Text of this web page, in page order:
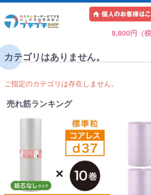
8,800円（
カテゴリはありません。
ご指定のカテゴリは存在しません。
売れ筋ランキング